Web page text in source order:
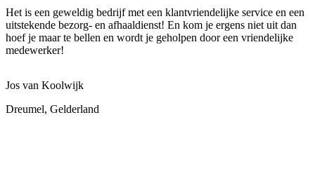
Het is een geweldig bedrijf met een klantvriendelijke service en een
uitstekende bezorg- en afhaaldienst! En kom je ergens niet uit dan
hoef je maar te bellen en wordt je geholpen door een vriendelijke
medewerker!
Jos van Koolwijk
Dreumel, Gelderland